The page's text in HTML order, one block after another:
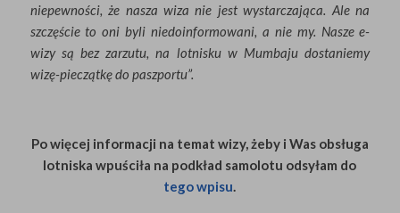
niepewności, że nasza wiza nie jest wystarczająca. Ale na
szczęście to oni byli niedoinformowani, a nie my. Nasze e-
wizy są bez zarzutu, na lotnisku w Mumbaju dostaniemy
wizę-pieczątkę do paszportu”.
Po więcej informacji na temat wizy, żeby i Was obsługa
lotniska wpuściła na podkład samolotu odsyłam do
tego wpisu